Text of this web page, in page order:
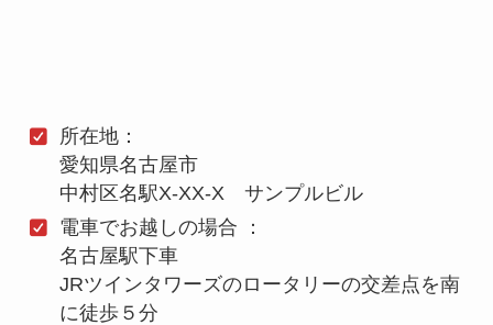
所在地：
愛知県名古屋市
中村区名駅X-XX-X サンプルビル
電車でお越しの場合 ：
名古屋駅下車
JRツインタワーズのロータリーの交差点を南
に徒歩５分